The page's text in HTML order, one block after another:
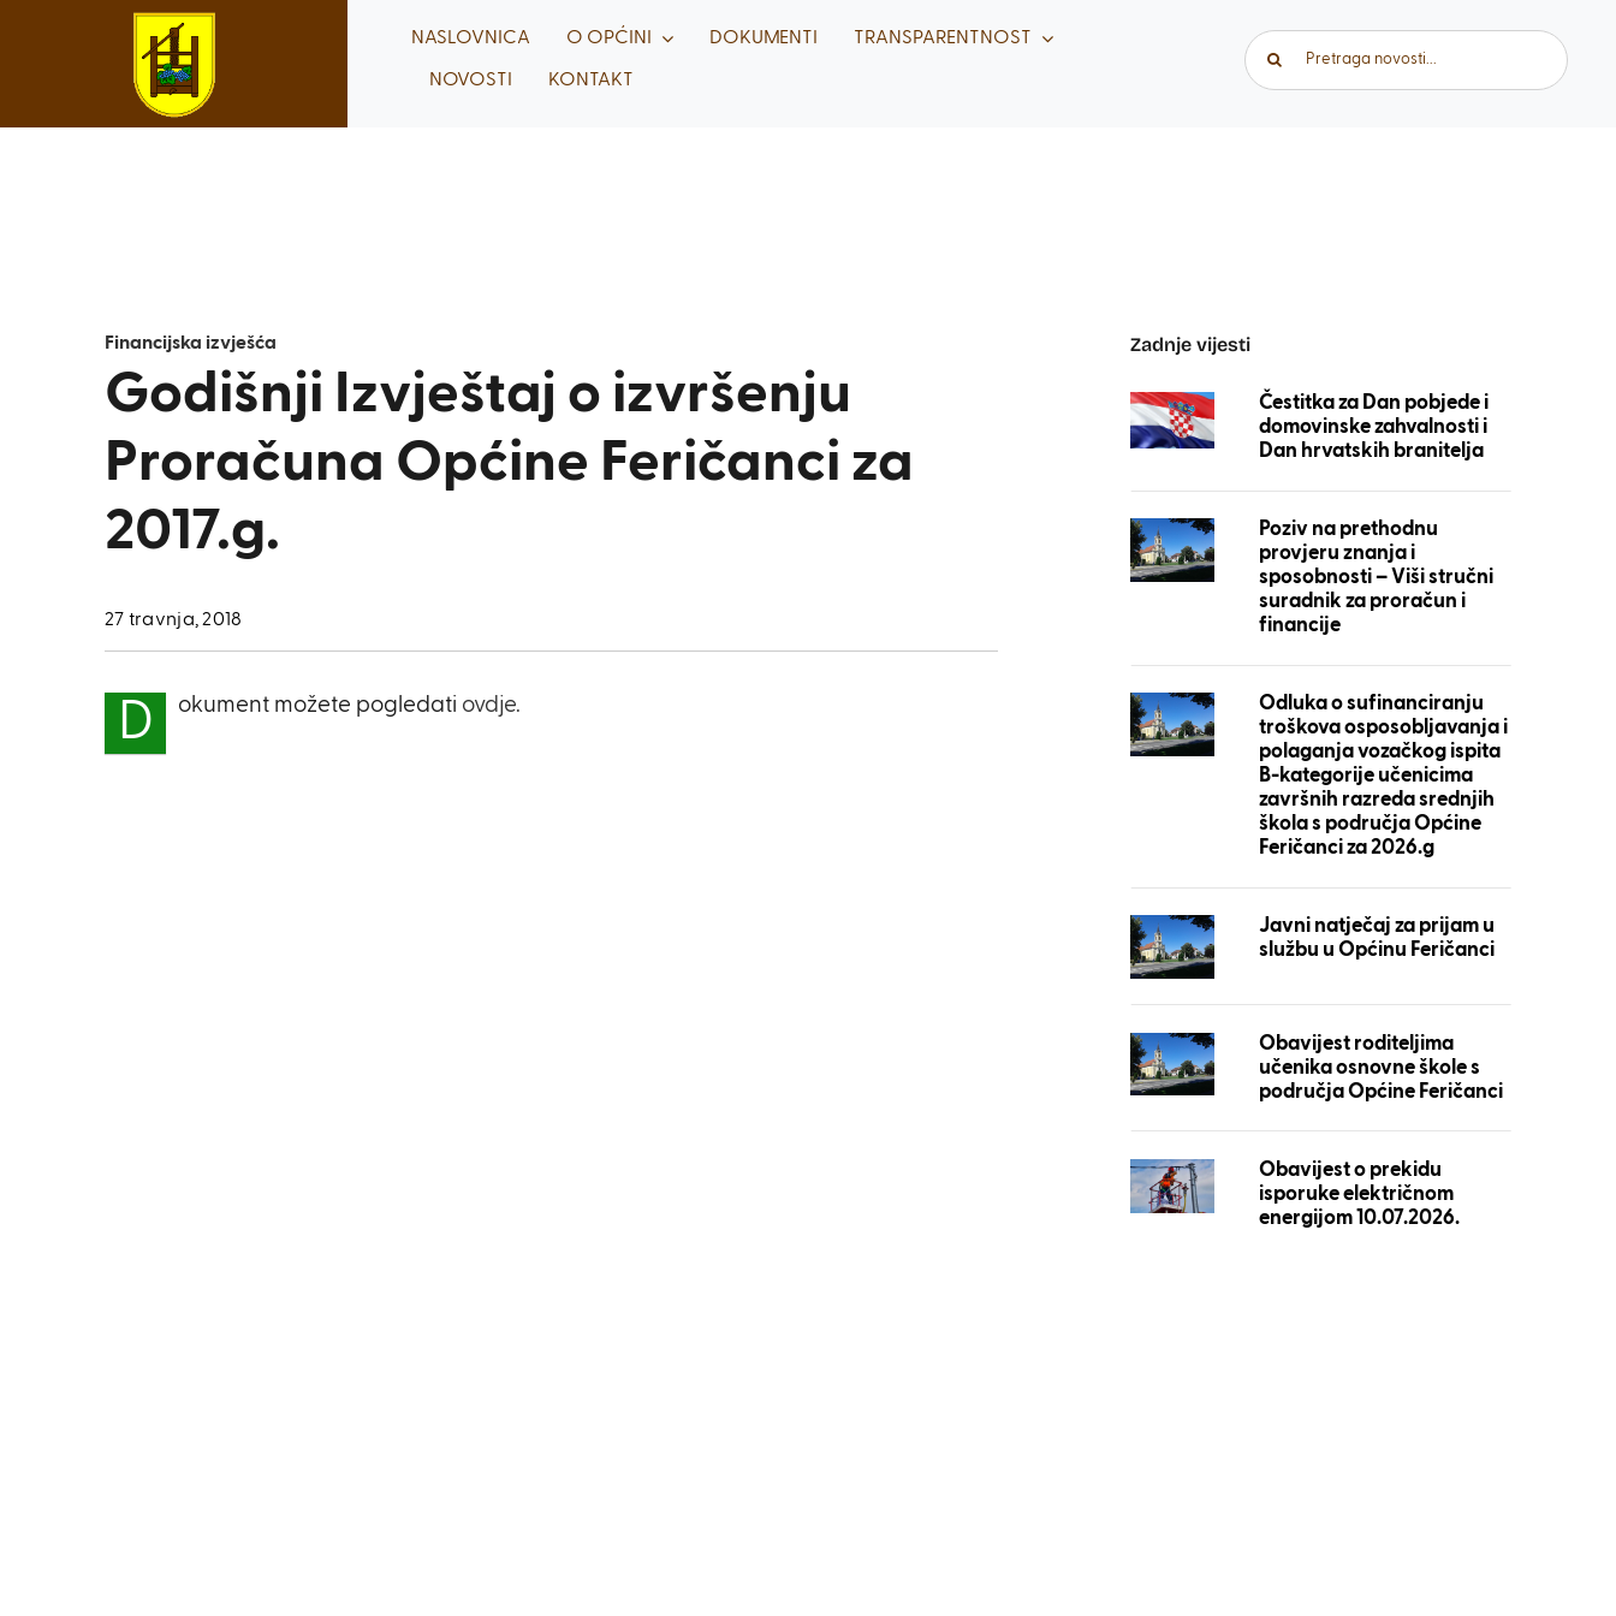
NASLOVNICA O OPĆINI DOKUMENTI TRANSPARENTNOST
NOVOSTI KONTAKT
Traži...
Financijska izvješća
Godišnji Izvještaj o izvršenju
Proračuna Općine Feričanci za
2017.g.
27 travnja, 2018
D okument možete pogledati ovdje.
Zadnje vijesti
Čestitka za Dan pobjede i
domovinske zahvalnosti i
Dan hrvatskih branitelja
Poziv na prethodnu
provjeru znanja i
sposobnosti – Viši stručni
suradnik za proračun i
financije
Odluka o sufinanciranju
troškova osposobljavanja i
polaganja vozačkog ispita
B-kategorije učenicima
završnih razreda srednjih
škola s područja Općine
Feričanci za 2026.g
Javni natječaj za prijam u
službu u Općinu Feričanci
Obavijest roditeljima
učenika osnovne škole s
područja Općine Feričanci
Obavijest o prekidu
isporuke električnom
energijom 10.07.2026.